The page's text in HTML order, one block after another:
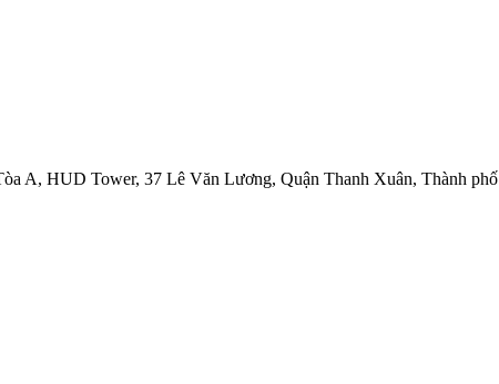
A, HUD Tower, 37 Lê Văn Lương, Quận Thanh Xuân, Thành